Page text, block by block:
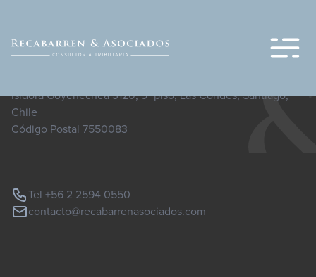
Isidora Goyenechea 3120, 9° piso, Las Condes, Santiago,
Chile
Código Postal 7550083
Tel +56 2 2594 0550
contacto@recabarrenasociados.com